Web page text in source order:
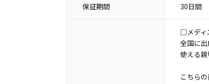
保証期間 30日間
□メディ
全国に
使える親
こちら